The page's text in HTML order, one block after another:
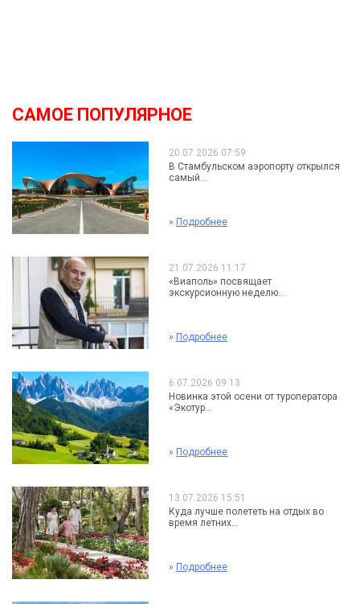
САМОЕ ПОПУЛЯРНОЕ
20.07.2026 07:59
В Стамбульском аэропорту открылся
самый...
» Подробнее
21.07.2026 11:17
«Виаполь» посвящает
экскурсионную неделю...
» Подробнее
6.07.2026 09:13
Новинка этой осени от туроператора
«Экотур...
» Подробнее
13.07.2026 15:51
Куда лучше полететь на отдых во
время летних...
» Подробнее